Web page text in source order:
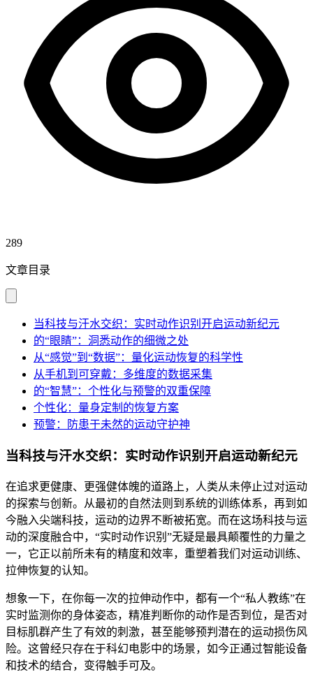
289
文章目录
当科技与汗水交织：实时动作识别开启运动新纪元
的“眼睛”：洞悉动作的细微之处
从“感觉”到“数据”：量化运动恢复的科学性
从手机到可穿戴：多维度的数据采集
的“智慧”：个性化与预警的双重保障
个性化：量身定制的恢复方案
预警：防患于未然的运动守护神
当科技与汗水交织：实时动作识别开启运动新纪元
在追求更健康、更强健体魄的道路上，人类从未停止过对运动
的探索与创新。从最初的自然法则到系统的训练体系，再到如
今融入尖端科技，运动的边界不断被拓宽。而在这场科技与运
动的深度融合中，“实时动作识别”无疑是最具颠覆性的力量之
一，它正以前所未有的精度和效率，重塑着我们对运动训练、
拉伸恢复的认知。
想象一下，在你每一次的拉伸动作中，都有一个“私人教练”在
实时监测你的身体姿态，精准判断你的动作是否到位，是否对
目标肌群产生了有效的刺激，甚至能够预判潜在的运动损伤风
险。这曾经只存在于科幻电影中的场景，如今正通过智能设备
和技术的结合，变得触手可及。